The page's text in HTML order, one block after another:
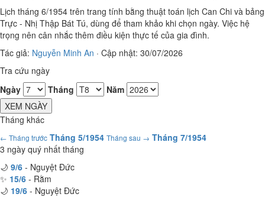
Lịch tháng 6/1954 trên trang tính bằng thuật toán lịch Can Chi và bảng
Trực - Nhị Thập Bát Tú, dùng để tham khảo khi chọn ngày. Việc hệ
trọng nên cân nhắc thêm điều kiện thực tế của gia đình.
Tác giả: Nguyễn Minh An · Cập nhật: 30/07/2026
Tra cứu ngày
Ngày
Tháng
Năm
XEM NGÀY
Tháng khác
← Tháng trước Tháng 5/1954 Tháng sau → Tháng 7/1954
3 ngày quý nhất tháng
🌙 9/6 - Nguyệt Đức
✨ 15/6 - Rằm
🌙 19/6 - Nguyệt Đức